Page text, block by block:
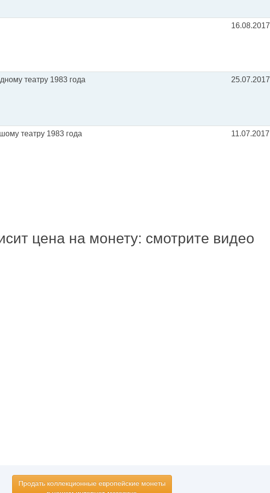
16.08.2017
театру 1983 года 25.07.2017
театру 1983 года 11.07.2017
цена на монету: смотрите видео
Продать коллекционные европейские монеты